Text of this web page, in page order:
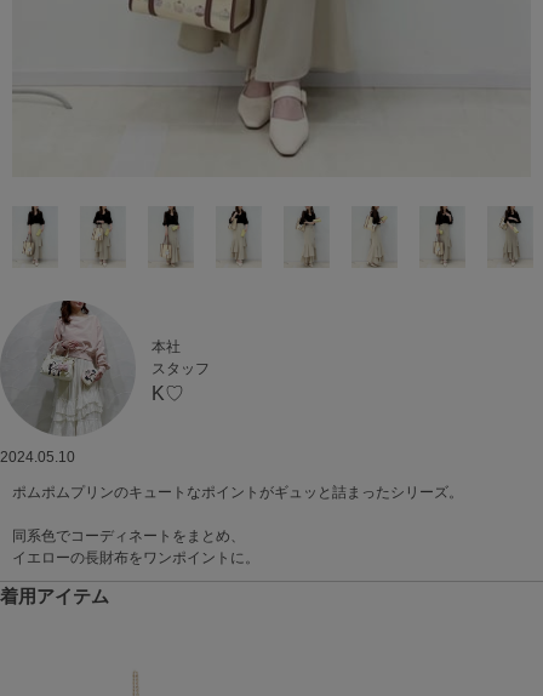
本社
スタッフ
K♡
2024.05.10
ポムポムプリンのキュートなポイントがギュッと詰まったシリーズ。
同系色でコーディネートをまとめ、
イエローの長財布をワンポイントに。
着用アイテム